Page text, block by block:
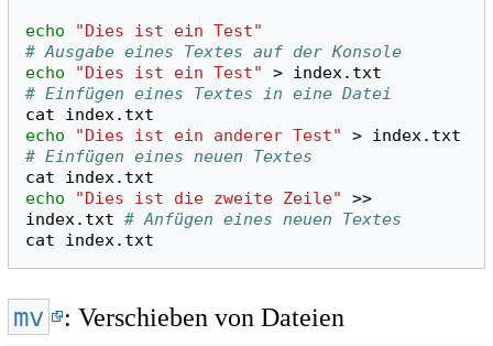
echo
"Dies ist ein Test"
# Ausgabe eines Textes auf der Konsole
echo
"Dies ist ein Test" > index.txt
# Einfügen eines Textes in eine Datei
cat
echo
"Dies ist ein anderer Test" > index.txt
# Einfügen eines neuen Textes
cat
echo
"Dies ist die zweite Zeile"
>>
index.txt # Anfügen eines neuen Textes
cat
mv : Verschieben von Dateien